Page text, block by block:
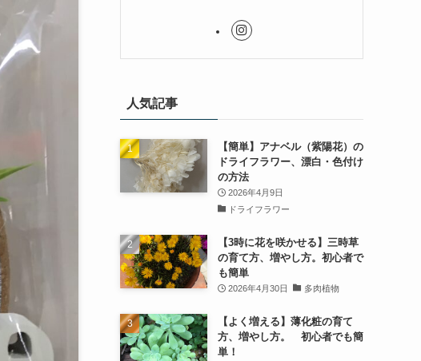
人気記事
【簡単】アナベル（紫陽花）の
ドライフラワー、漂白・色付け
の方法
2026年4月9日
ドライフラワー
【3時に花を咲かせる】三時草
の育て方、増やし方。初心者で
も簡単
2026年4月30日 多肉植物
【よく増える】薄化粧の育て
方、増やし方。 初心者でも簡
単！